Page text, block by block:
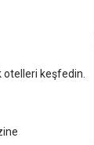
keşfedin.